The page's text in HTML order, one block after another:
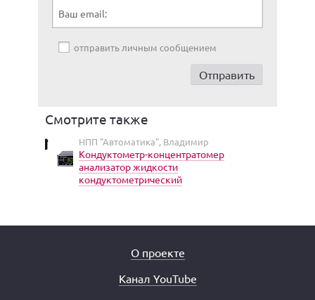
Ваш email:
отправить личным сообщением
Смотрите также
НПП "Автоматика", Владимир
Кондуктометр-концентратомер
анализатор жидкости
кондуктометрический
О проекте
Канал YouTube